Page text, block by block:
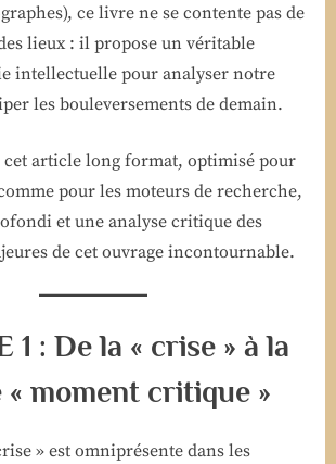
ce livre ne se contente pas de
lieux : il propose un véritable
intellectuelle pour analyser notre
les bouleversements de demain.
cet article long format, optimisé pour
pour les moteurs de recherche,
et une analyse critique des
de cet ouvrage incontournable.
1 : De la « crise » à la
moment critique »
» est omniprésente dans les